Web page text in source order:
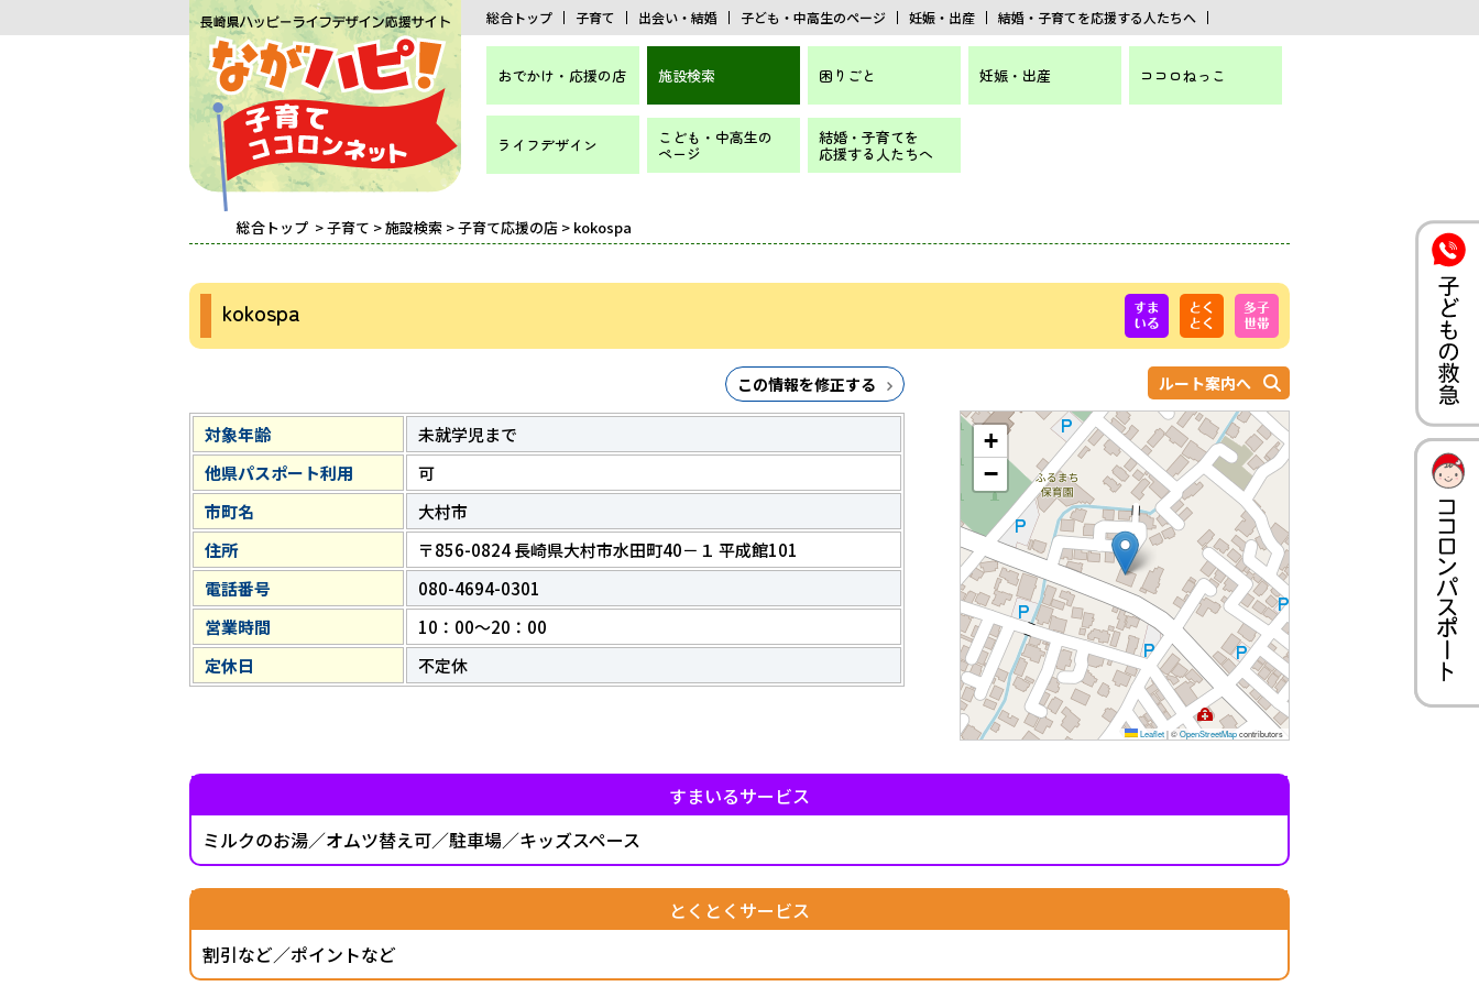
総合トップ 子育て 出会い・結婚 子ども・中高生のページ 妊娠・出産 結婚・子育てを応援する人たちへ
おでかけ・応援の店 施設検索 困りごと 妊娠・出産 ココロねっこ
ライフデザイン こども・中高生の
ページ
結婚・子育てを
応援する人たちへ
総合トップ >子育て >施設検索 >子育て応援の店 > kokospa
kokospa
この情報を修正する
対象年齢
未就学児まで
他県パスポート利用
可
市町名
大村市
住所
〒856-0824 長崎県大村市水田町40－１ 平成館101
電話番号
080-4694-0301
営業時間
10：00～20：00
定休日
不定休
ルート案内へ
+
−
Leaflet|©OpenStreetMapcontributors
すまいるサービス
ミルクのお湯／オムツ替え可／駐車場／キッズスペース
とくとくサービス
割引など／ポイントなど